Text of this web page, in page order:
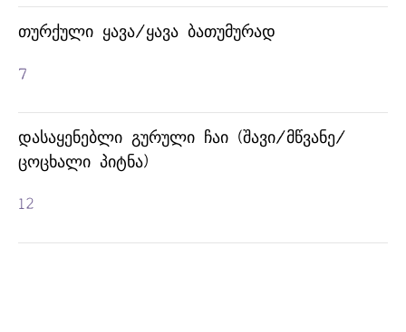
ᲗᲣᲠᲥᲣᲚᲘ ᲧᲐᲕᲐ/ᲧᲐᲕᲐ ᲑᲐᲗᲣᲛᲣᲠᲐᲓ
7
ᲓᲐᲡᲐᲧᲔᲜᲔᲑᲚᲘ ᲒᲣᲠᲣᲚᲘ ᲩᲐᲘ (ᲨᲐᲕᲘ/ᲛᲬᲕᲐᲜᲔ/
ᲪᲝᲪᲮᲐᲚᲘ ᲞᲘᲢᲜᲐ)
12